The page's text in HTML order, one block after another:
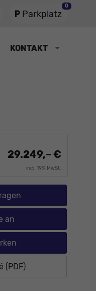
Parkplatz
0
KONTAKT
29.249,– €
incl. 19% MwSt.
an
(PDF)